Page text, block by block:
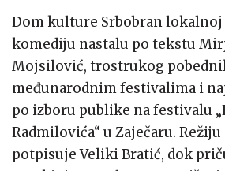
Dom kulture Srbobran
komediju nastalu po tekstu
Mojsilović, trostrukog
međunarodnim festivalima i
po izboru publike na festivalu
Radmilovića“ u Zaječaru.
potpisuje Veliki Bratić, dok